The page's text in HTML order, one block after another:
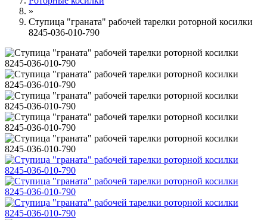
»
Ступица "граната" рабочей тарелки роторной косилки
8245-036-010-790